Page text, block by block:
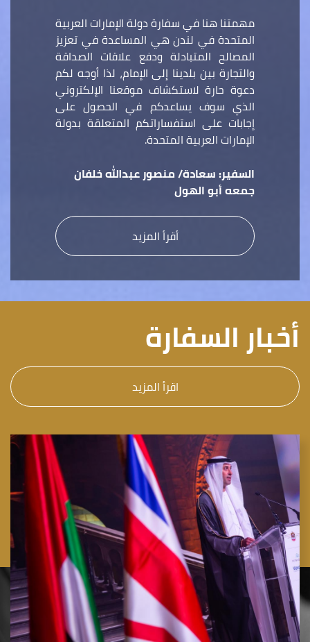
مهمتنا هنا في سفارة دولة الإمارات العربية
المتحدة في لندن هي المساعدة في تعزيز
المصالح المتبادلة ودفع علاقات الصداقة
والتجارة بين بلدينا إلى الإمام، لذا أوجه لكم
دعوة حارة لاستكشاف موقعنا الإلكتروني
الذي سوف يساعدكم في الحصول على
إجابات على استفساراتكم المتعلقة بدولة
الإمارات العربية المتحدة.
السفير: سعادة/ منصور عبدالله خلفان
جمعه أبو الهول
أقرأ المزيد
أخبار السفارة
اقرأ المزيد